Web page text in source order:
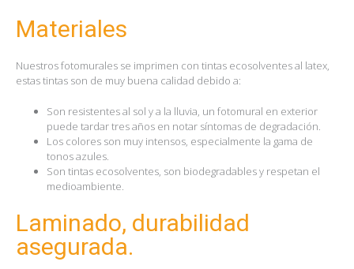
Materiales
Nuestros fotomurales se imprimen con tintas ecosolventes al latex,
estas tintas son de muy buena calidad debido a:
Son resistentes al sol y a la lluvia, un fotomural en exterior
puede tardar tres años en notar síntomas de degradación.
Los colores son muy intensos, especialmente la gama de
tonos azules.
Son tintas ecosolventes, son biodegradables y respetan el
medioambiente.
Laminado, durabilidad
asegurada.